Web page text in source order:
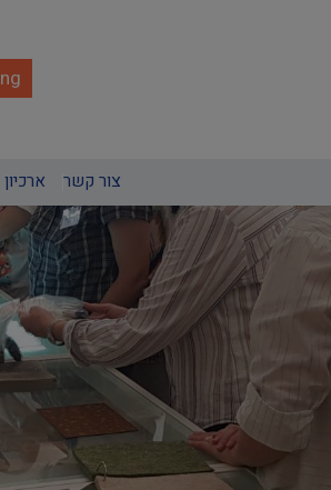
ארכיון צור קשר